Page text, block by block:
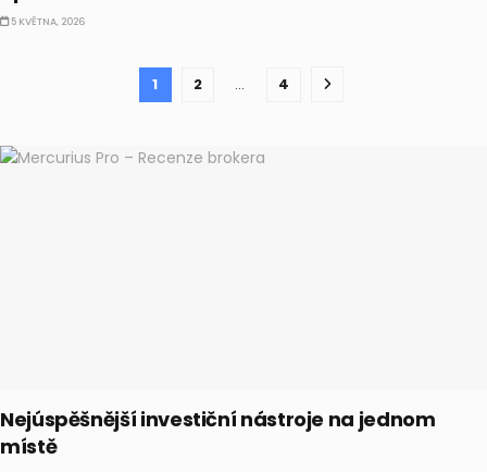
5 KVĚTNA, 2026
1 2 … 4
Nejúspěšnější investiční nástroje na jednom
místě